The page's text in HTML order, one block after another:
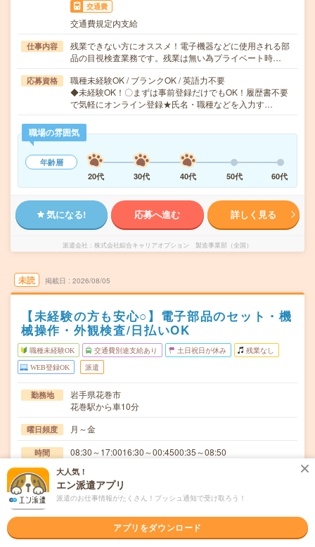
交通費
交通費規定内支給
仕事内容
残業できない方にオススメ！電子機器などに使用される部
品の目視検査業務です。残業は無い為プライベート時…
応募資格
職種未経験OK / ブランクOK / 英語力不要
◆未経験OK！〇まずは事前登録だけでもOK！履歴書不要
で気軽にオンライン登録★氏名・職種などを入力す…
職場の雰囲気
年齢層
20代
30代 40代 50代 60代
気になる! 応募へ進む 詳しく見る
派遣会社 株式会社綜合キャリアオプション 製造事業部（全国）
未読 掲載日 2026/08/05
【未経験の方も安心○】電子部品のセット・機
械操作・外観検査/日払いOK
職種未経験OK 交通費別途支給あり 土日祝日が休み 残業なし
WEB登録OK 派遣
勤務地
岩手県花巻市
花巻駅から車10分
曜日頻度 月～金
時間 08:30～17:0016:30～00:4500:35～08:50
期間 長期でお仕事できる方、大歓迎！
時給 時給1260円
交通費
交通費規定内支給
大人気！
エン派遣アプリ
派遣のお仕事情報がたくさん！プッシュ通知で受け取ろう！
アプリをダウンロード